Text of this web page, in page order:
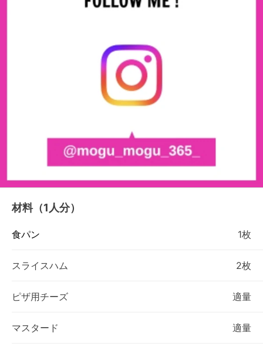
材料（1人分）
食パン 1枚
スライスハム 2枚
ピザ用チーズ 適量
マスタード 適量